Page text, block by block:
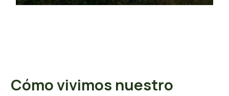
Cómo vivimos nuestro